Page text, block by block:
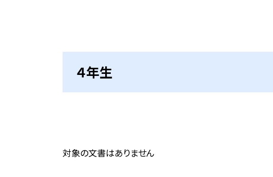
４年生
対象の文書はありません